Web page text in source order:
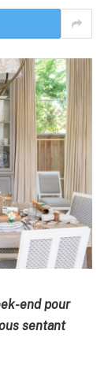
end pour
sentant